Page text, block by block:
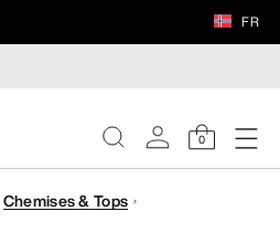
FR
0
Chemises & Tops